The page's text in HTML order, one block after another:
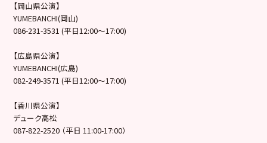
【岡山県公演】
YUMEBANCHI(岡山)
086-231-3531 (平日12:00～17:00)
【広島県公演】
YUMEBANCHI(広島)
082-249-3571 (平日12:00～17:00)
【香川県公演】
デューク高松
087-822-2520 （平日 11:00-17:00）